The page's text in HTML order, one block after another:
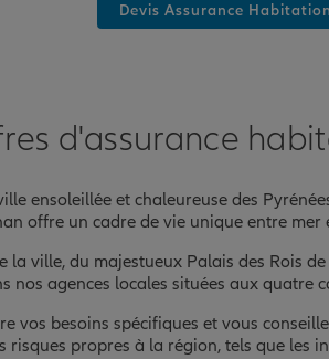
Devis Assurance Habitation
d'assurance
ensoleillée et chaleureuse des
offre un cadre de vie unique entre
ville, du majestueux Palais des Rois
nos agences locales situées aux quatre
vos besoins spécifiques et vous
propres à la région, tels que